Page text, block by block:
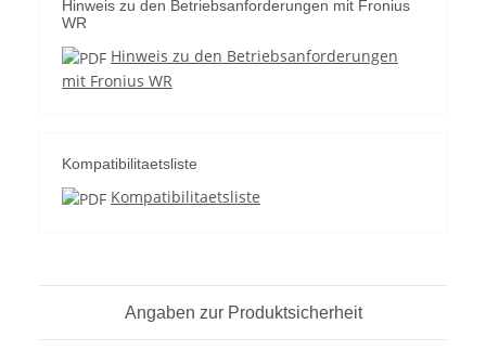
Hinweis zu den Betriebsanforderungen mit Fronius
WR
Hinweis zu den Betriebsanforderungen
mit Fronius WR
Kompatibilitaetsliste
Kompatibilitaetsliste
Angaben zur Produktsicherheit